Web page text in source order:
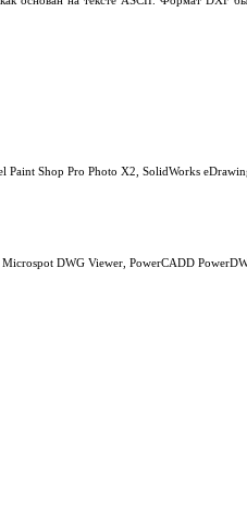
Paint Shop Pro Photo X2, SolidWorks
DWG Viewer, PowerCADD